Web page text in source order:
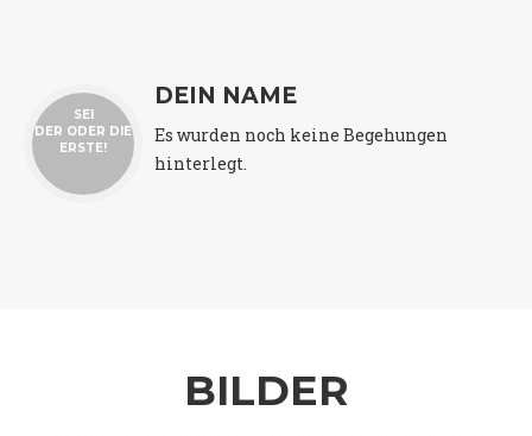
SEI
DER ODER DIE
ERSTE!
DEIN NAME
Es wurden noch keine Begehungen
hinterlegt.
BILDER